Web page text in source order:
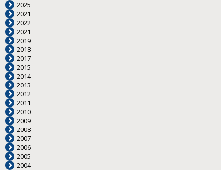
2025
2021
2022
2021
2019
2018
2017
2015
2014
2013
2012
2011
2010
2009
2008
2007
2006
2005
2004